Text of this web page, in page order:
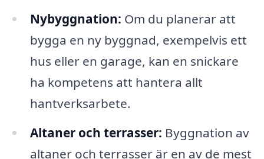
Nybyggnation: Om du planerar att
bygga en ny byggnad, exempelvis ett
hus eller en garage, kan en snickare
ha kompetens att hantera allt
hantverksarbete.
Altaner och terrasser: Byggnation av
altaner och terrasser är en av de mest